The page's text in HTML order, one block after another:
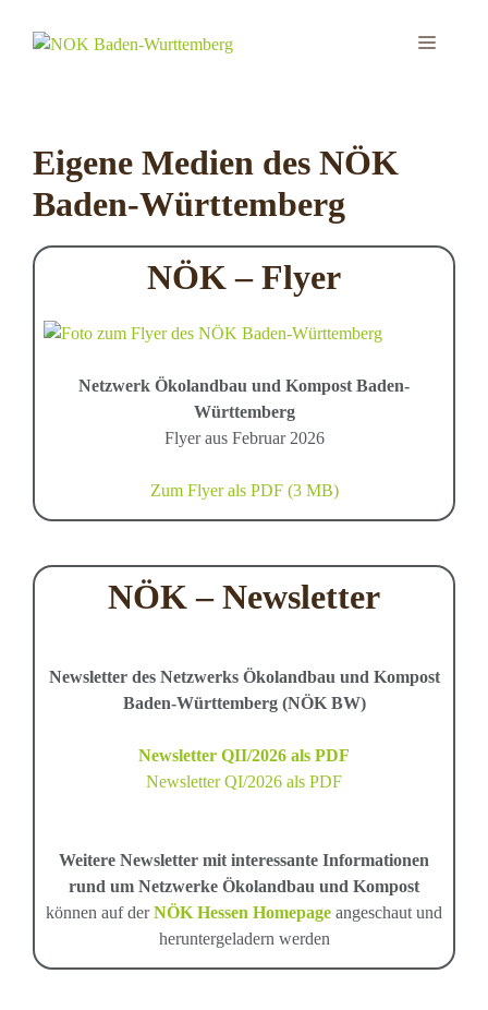
Inhalt
MENÜ
Eigene Medien des NÖK
Baden-Württemberg
NÖK – Flyer
Netzwerk Ökolandbau und Kompost Baden-
Württemberg
Flyer aus Februar 2026
Zum Flyer als PDF (3 MB)
NÖK – Newsletter
Newsletter des Netzwerks Ökolandbau und Kompost
Baden-Württemberg (NÖK BW)
Newsletter QII/2026 als PDF
Newsletter QI/2026 als PDF
Weitere Newsletter mit interessante Informationen
rund um Netzwerke Ökolandbau und Kompost
können auf derNÖK Hessen Homepage angeschaut und
heruntergeladern werden